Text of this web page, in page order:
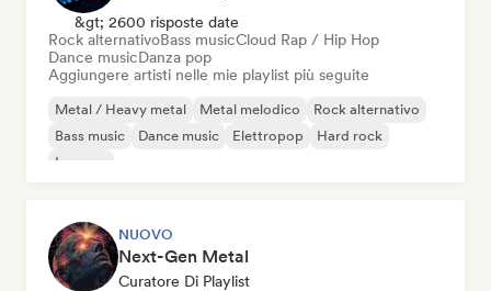
&gt; 2600 risposte date
Rock alternativoBass musicCloud Rap / Hip Hop
Dance musicDanza pop
Aggiungere artisti nelle mie playlist più seguite
Metal / Heavy metal Metal melodico
Rock alternativo
Bass music
Dance music Elettropop
Hard rock
Iperpop
NUOVO
Next-Gen Metal
Curatore Di Playlist